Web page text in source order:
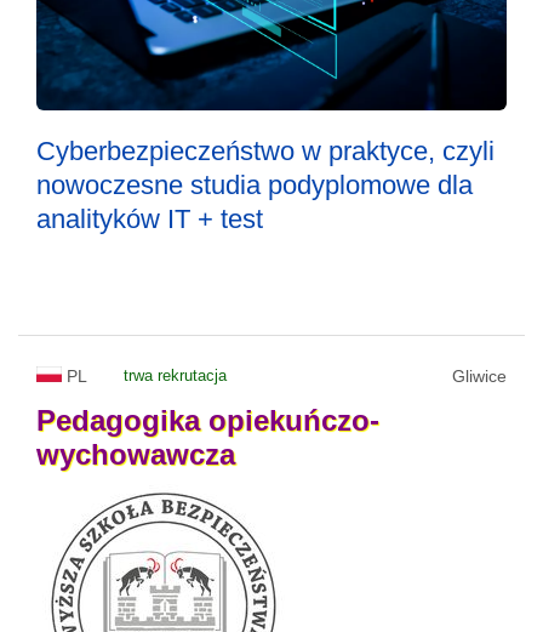
Cyberbezpieczeństwo w praktyce, czyli
nowoczesne studia podyplomowe dla
analityków IT + test
PL trwa rekrutacja Gliwice
Pedagogika opiekuńczo-
wychowawcza